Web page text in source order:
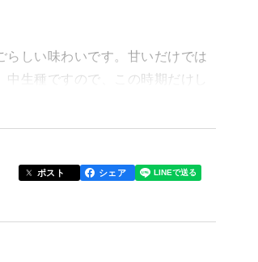
しい味わいです。甘いだけでは
生種ですので、この時期だけし
ポスト シェア